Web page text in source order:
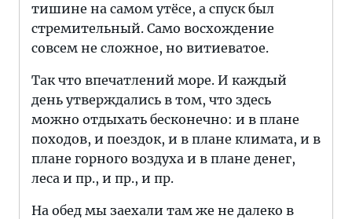
тишине на самом утёсе, а спуск был
стремительный. Само восхождение
совсем не сложное, но витиеватое.
Так что впечатлений море. И каждый
день утверждались в том, что здесь
можно отдыхать бесконечно: и в плане
походов, и поездок, и в плане климата, и в
плане горного воздуха и в плане денег,
леса и пр., и пр., и пр.
На обед мы заехали там же не далеко в